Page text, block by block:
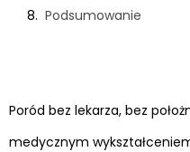
Podsumowanie
Poród bez lekarza, bez
medycznym